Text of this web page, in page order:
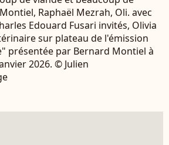
Raphaël Mezrah, Oli. avec
Edouard Fusari invités, Olivia
sur plateau de l'émission
présentée par Bernard Montiel à
2026. © Julien